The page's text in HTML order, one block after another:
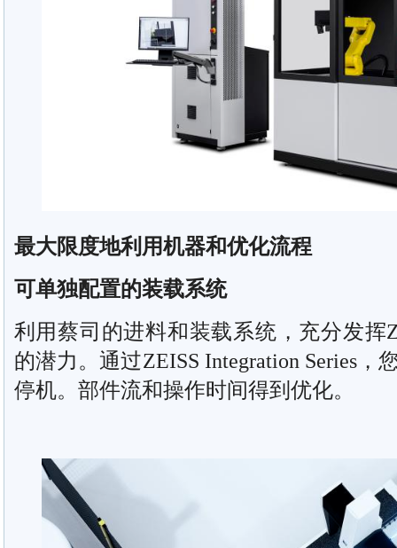
最大限度地利用机器和优化流程
可单独配置的装载系统
利用蔡司的进料和装载系统，充分发挥
的潜力。通过ZEISS Integration Series
停机。部件流和操作时间得到优化。